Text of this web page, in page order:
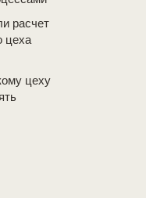
расчет
цеха
цеху